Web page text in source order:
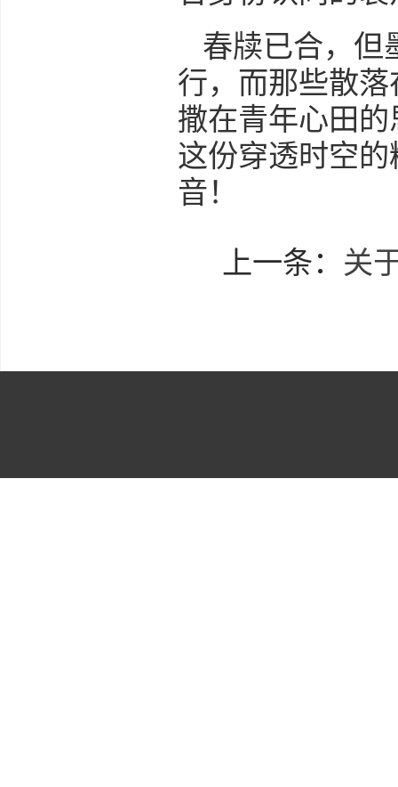
春牍已合，但
行，而那些散
撒在青年心田
这份穿透时空
音！
上一条： 关